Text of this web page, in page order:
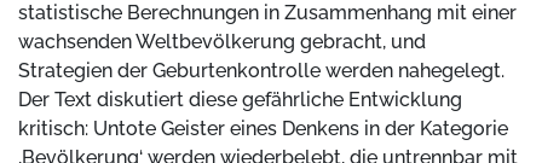
statistische Berechnungen in Zusammenhang mit einer
wachsenden Weltbevölkerung gebracht, und
Strategien der Geburtenkontrolle werden nahegelegt.
Der Text diskutiert diese gefährliche Entwicklung
kritisch: Untote Geister eines Denkens in der Kategorie
‚Bevölkerung‘ werden wiederbelebt, die untrennbar mit